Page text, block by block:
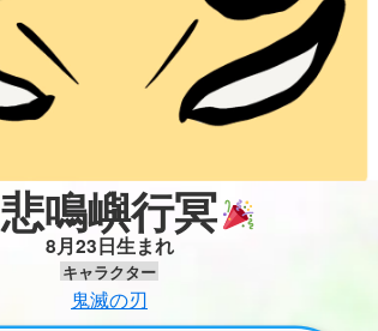
悲鳴嶼行冥
8月23日生まれ
キャラクター
鬼滅の刃